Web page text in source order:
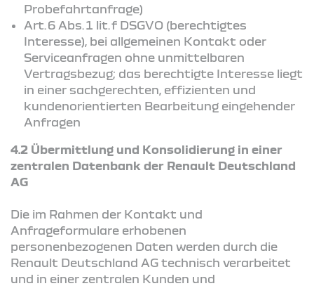
Probefahrtanfrage)
Art. 6 Abs. 1 lit. f DSGVO (berechtigtes
Interesse), bei allgemeinen Kontakt oder
Serviceanfragen ohne unmittelbaren
Vertragsbezug; das berechtigte Interesse liegt
in einer sachgerechten, effizienten und
kundenorientierten Bearbeitung eingehender
Anfragen
4.2 Übermittlung und Konsolidierung in einer
zentralen Datenbank der Renault Deutschland
AG
Die im Rahmen der Kontakt und
Anfrageformulare erhobenen
personenbezogenen Daten werden durch die
Renault Deutschland AG technisch verarbeitet
und in einer zentralen Kunden und